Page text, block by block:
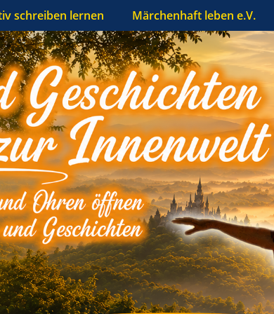
schreiben lernen Märchenhaft leben e.V.